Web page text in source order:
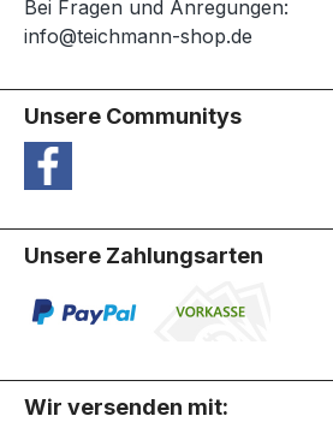
Bei Fragen und Anregungen:
info@teichmann-shop.de
Unsere Communitys
Unsere Zahlungsarten
Wir versenden mit: